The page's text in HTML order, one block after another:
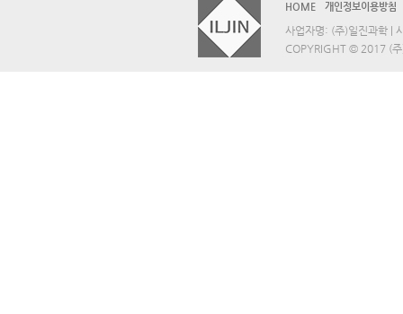
HOME 개인정보이용방침
사업자명: (주)일진과학 |
COPYRIGHT © 2017 (